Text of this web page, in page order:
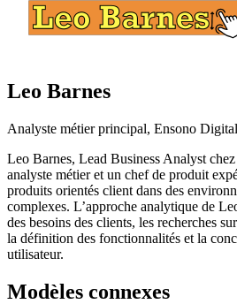
Leo Barnes
Analyste métier principal, Ensono Digital
Leo Barnes, Lead Business Analyst
analyste métier et un chef de produit
produits orientés client dans des
complexes. L’approche analytique de
des besoins des clients, les recherches
la définition des fonctionnalités et la
utilisateur.
Modèles connexes